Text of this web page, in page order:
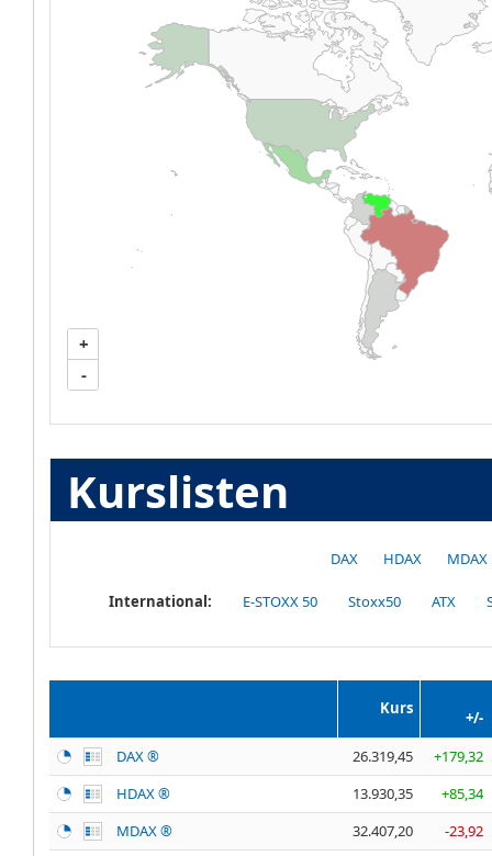
+
-
Kurslisten
DAX HDAX MDAX
International: E-STOXX 50 Stoxx50 ATX
Kurs
+/-
DAX ®
26.319,45
+179,32
HDAX ®
13.930,35
+85,34
MDAX ®
32.407,20
-23,92